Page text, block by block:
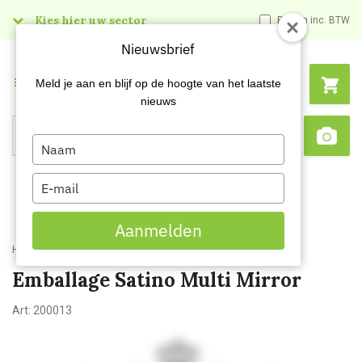
Kies hier uw sector Prijzen inc. BTW
Search
Menu
Home Emballage Satino Multi Mirror
Emballage Satino Multi Mirror
Art: 200013
Nieuwsbrief
Meld je aan en blijf op de hoogte van het laatste
nieuws
Type
your
name
Type
your
email
Aanmelden